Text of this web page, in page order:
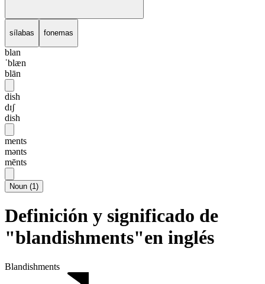
sílabas fonemas
blan
ˈblæn
blān
dish
dɪʃ
dish
ments
mənts
mēnts
Noun (1)
Definición y significado de
"blandishments"en inglés
Blandishments